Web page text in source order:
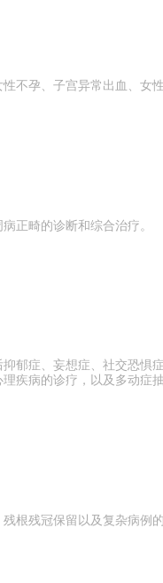
不孕、子宫异常出血、女
正畸的诊断和综合治疗。
郁症、妄想症、社交恐
疾病的诊疗，以及多动症
根残冠保留以及复杂病例